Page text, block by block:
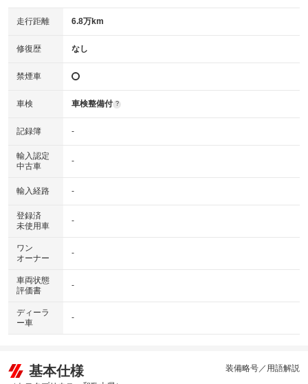
走行距離 6.8万km
修復歴 なし
禁煙車
車検 車検整備付 ?
記録簿 -
輸入認定
中古車
-
輸入経路 -
登録済
未使用車
-
ワン
オーナー
-
車両状態
評価書
-
ディーラ
ー車
-
基本仕様 装備略号／用語解説